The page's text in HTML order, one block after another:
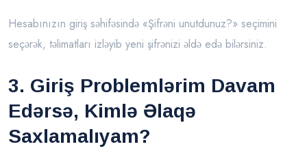
Hesabınızın giriş səhifəsində «Şifrəni unutdunuz?» seçimini
seçərək, təlimatları izləyib yeni şifrənizi əldə edə bilərsiniz.
3. Giriş Problemlərim Davam
Edərsə, Kimlə Əlaqə
Saxlamalıyam?